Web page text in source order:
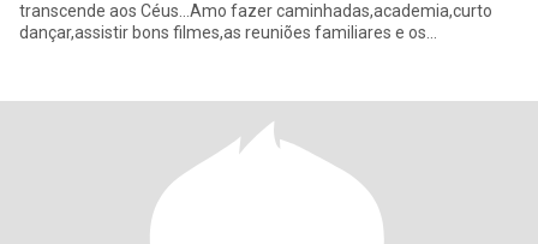
transcende aos Céus...Amo fazer caminhadas,academia,curto
dançar,assistir bons filmes,as reuniões familiares e os